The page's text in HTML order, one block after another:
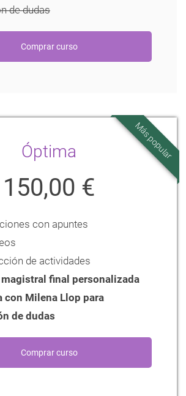
de dudas
Óptima Más popular
150,00 €
con apuntes
de actividades
magistral final personalizada
con Milena Llop para
de dudas